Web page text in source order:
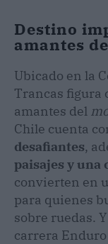
Destino
amantes
Ubicado en la
Trancas figura
amantes del
Chile cuenta
desafiantes,
paisajes y
convierten en
para quienes
sobre ruedas.
carrera Enduro